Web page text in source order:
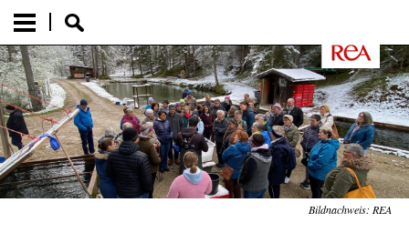
Bildnachweis: REA